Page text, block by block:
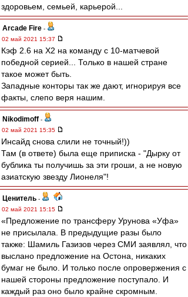
здоровьем, семьей, карьерой...
Arcade Fire -
02 май 2021 15:37
Кэф 2.6 на X2 на команду с 10-матчевой
победной серией... Только в нашей стране
такое может быть.
Западные конторы так же дают, игнорируя все
факты, слепо веря нашим.
Nikodimoff -
02 май 2021 15:35
Инсайд снова слили не точный!))
Там (в ответе) была еще приписка - "Дырку от
бублика ты получишь за эти гроши, а не новую
азиатскую звезду Лионеля"!
Ценитель -
02 май 2021 15:15
«Предложение по трансферу Урунова «Уфа»
не присылала. В предыдущие разы было
также: Шамиль Газизов через СМИ заявлял, что
выслано предложение на Остона, никаких
бумаг не было. И только после опровержения с
нашей стороны предложение поступало. И
каждый раз оно было крайне скромным.